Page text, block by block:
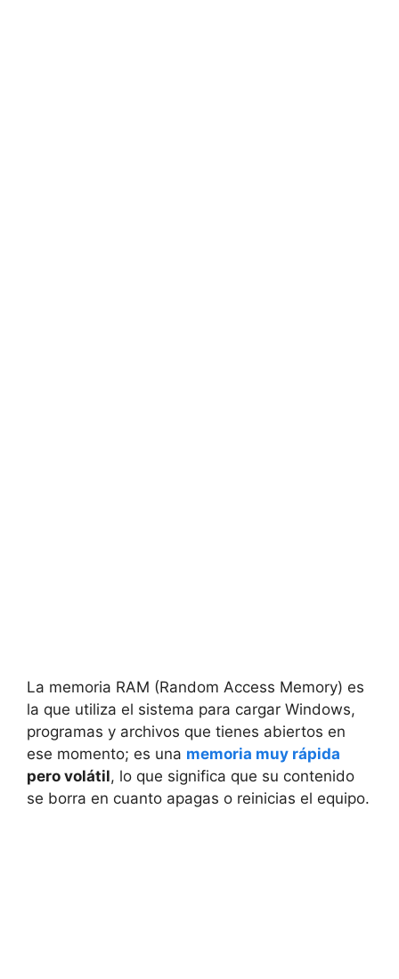
La memoria RAM (Random Access Memory) es
la que utiliza el sistema para cargar Windows,
programas y archivos que tienes abiertos en
ese momento; es una memoria muy rápida
pero volátil, lo que significa que su contenido
se borra en cuanto apagas o reinicias el equipo.